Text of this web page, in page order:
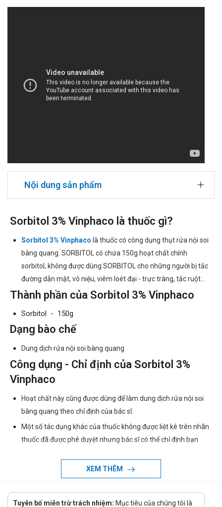
Nội dung sản phẩm
Sorbitol 3% Vinphaco là thuốc gì?
Sorbitol 3% Vinphaco là thuốc có công dụng thụt rửa nội soi
bàng quang. SORBITOL có chứa 150g hoạt chất chính
sorbitol, không được dùng SORBITOL cho những người bị tắc
đường dẫn mật, vô niệu, viêm loét đại - trực tràng, tắc ruột...
Thành phần của Sorbitol 3% Vinphaco
Sorbitol - 150g
Dạng bào chế
Dung dịch rửa nội soi bàng quang
Công dụng - Chỉ định của Sorbitol 3%
Vinphaco
Hoạt chất này cũng được dùng để làm dung dịch rửa nội soi
bàng quang theo chỉ định của bác sĩ.
Một số tác dụng khác của thuốc không được liệt kê trên nhãn
thuốc đã được phê duyệt nhưng bác sĩ có thể chỉ định bạn
khi có chỉ định của bác sĩ.
Chống chỉ định khi dùng Sorbitol 3%
Vinphaco
XEM THÊM
Tuyên bố miễn trừ trách nhiệm: Mục tiêu của chúng tôi là